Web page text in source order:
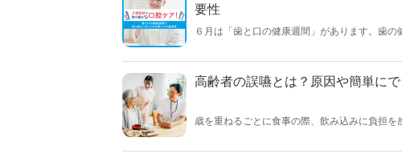
要性
６月は「歯と口の健康週間」があります。歯
が生じます。この記事では介護施設で「歯と
高齢者の誤嚥とは？原因や簡単に
歳を重ねるごとに食事の際、飲み込みに負担
ではないでしょうか。この違和感を放置して